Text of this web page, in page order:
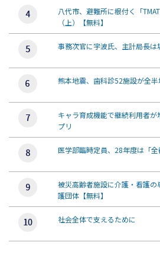
八代市、避難所に根付く「
（上）【無料】
事務次官に宇波氏、主計局長
熊本地震、歯科診52施設が全
キャラ育成機能で継続利用者
プリ
医学部臨時定員、28年度は「全
被災高齢者施設に介護・看護
護団体【無料】
社会全体で支えるために